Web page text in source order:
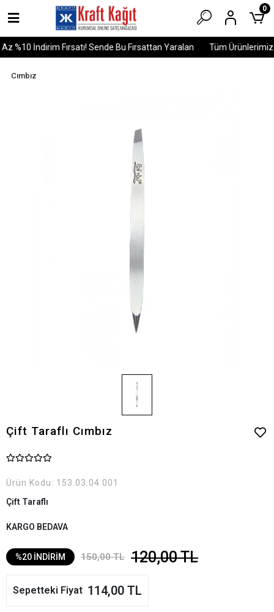
%10 İndirim Fırsatı! Sende Bu Fırsattan Yaralan Tüm
0
Cımbız
Çift Taraflı Cımbız
Ürün Kodu: 153.03.04.001
Çift Taraflı
KARGO BEDAVA
%20 İNDİRİM 150,00 TL 120,00 TL
Sepetteki Fiyat 114,00 TL